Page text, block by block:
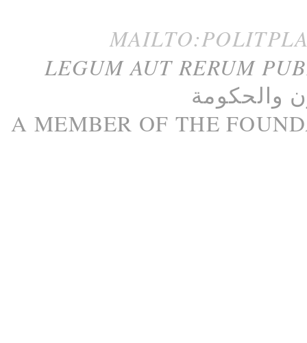
LEGUM AUT RERUM
والحكومة
A MEMBER OF THE